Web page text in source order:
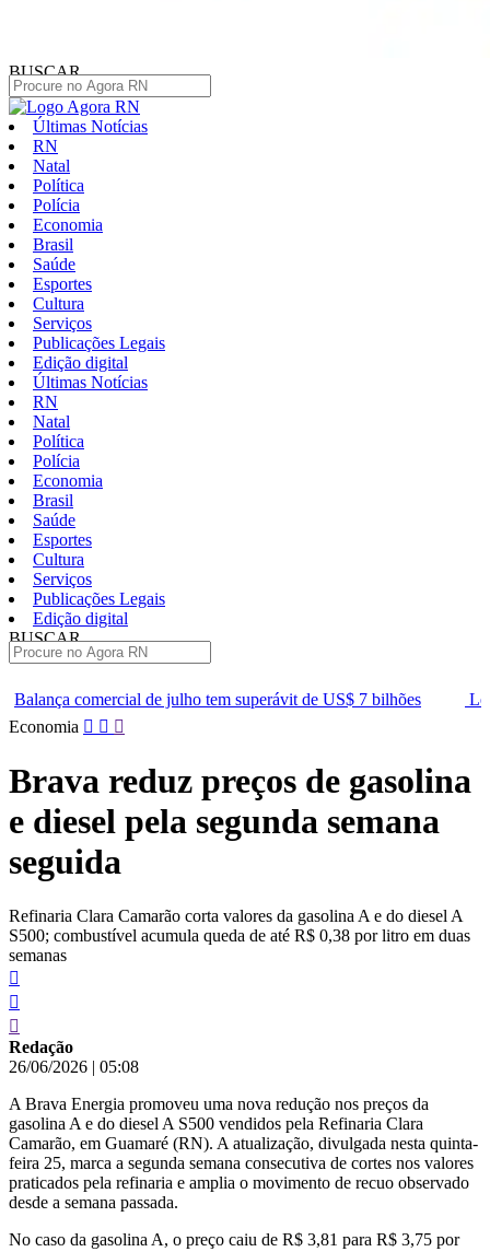
BUSCAR
Últimas Notícias
RN
Natal
Política
Polícia
Economia
Brasil
Saúde
Esportes
Cultura
Serviços
Publicações Legais
Edição digital
Últimas Notícias
RN
Natal
Política
Polícia
Economia
Brasil
Saúde
Esportes
Cultura
Serviços
Publicações Legais
Edição digital
BUSCAR
tem superávit de US$ 7 bilhões
Lei que aumenta punição
Pular
conteúdo
Economia
Brava reduz preços de gasolina
e diesel pela segunda semana
seguida
Refinaria Clara Camarão corta valores da gasolina A e do diesel A
S500; combustível acumula queda de até R$ 0,38 por litro em duas
semanas
Redação
26/06/2026 | 05:08
A Brava Energia promoveu uma nova redução nos preços da
gasolina A e do diesel A S500 vendidos pela Refinaria Clara
Camarão, em Guamaré (RN). A atualização, divulgada nesta quinta-
feira 25, marca a segunda semana consecutiva de cortes nos valores
praticados pela refinaria e amplia o movimento de recuo observado
desde a semana passada.
No caso da gasolina A, o preço caiu de R$ 3,81 para R$ 3,75 por